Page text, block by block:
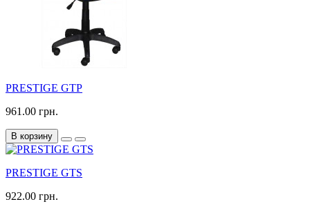
PRESTIGE GTP
961.00 грн.
В корзину
PRESTIGE GTS
922.00 грн.